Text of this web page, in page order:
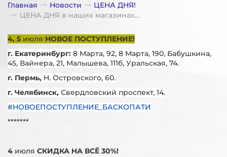
Главная Новости
ЦЕНА ДНЯ!
ЦЕНА ДНЯ в наших магазинах...
4, 5 июля НОВОЕ ПОСТУПЛЕНИЕ!
г. Екатеринбург: 8 Марта, 92, 8 Марта, 190, Бабушкина,
45, Вайнера, 21, Малышева, 111б, Уральская, 74.
г. Пермь, Н. Островского, 60.
г. Челябинск, Свердловский проспект, 14.
#НОВОЕПОСТУПЛЕНИЕ_БАСКОПАТИ
*******
4 июля СКИДКА НА ВСЁ 30%!